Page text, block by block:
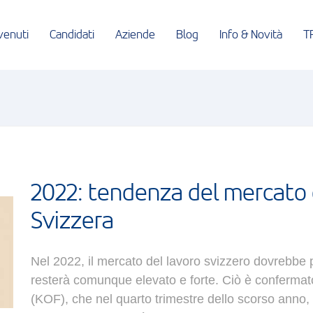
Candidati Aziende Blog Info & Novità
2022: tendenza del
Svizzera
Nel 2022, il mercato del lavoro svizzero dovrebbe
resterà comunque elevato e forte. Ciò è
(KOF), che nel quarto trimestre dello scorso anno,